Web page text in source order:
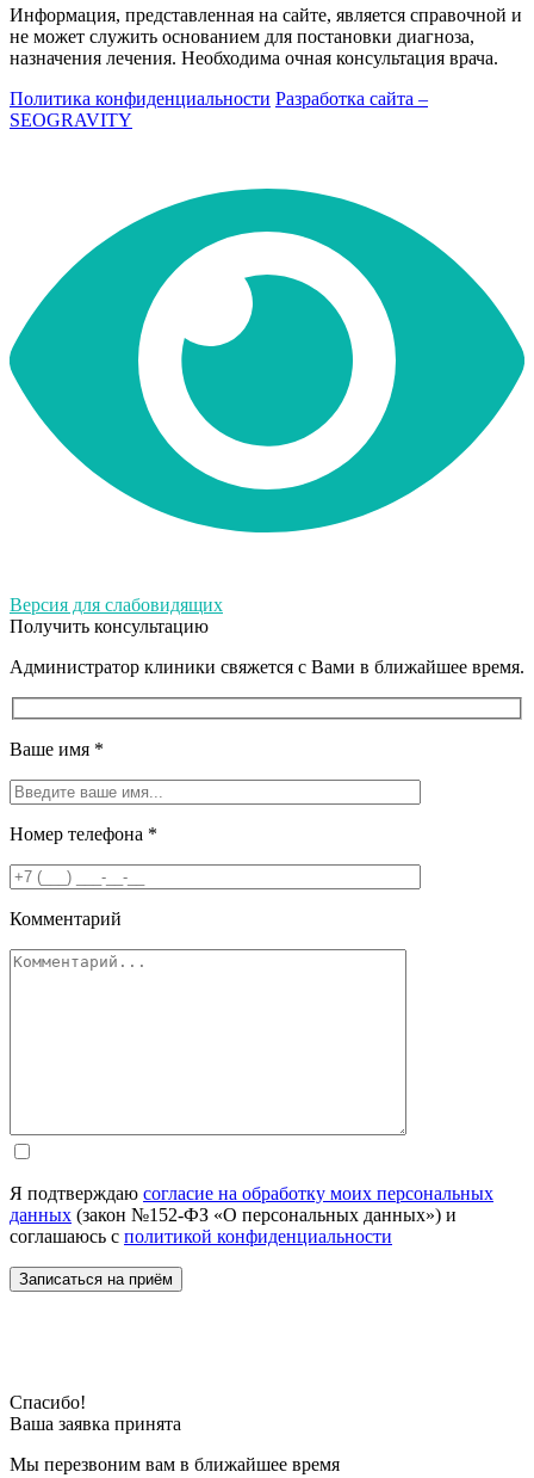
Информация, представленная на сайте, является справочной и
не может служить основанием для постановки диагноза,
назначения лечения. Необходима очная консультация врача.
Политика конфиденциальности Разработка сайта –
SEOGRAVITY
Версия для слабовидящих
Получить консультацию
Администратор клиники свяжется с Вами в ближайшее время.
Ваше имя *
Номер телефона *
Комментарий
Я подтверждаю согласие на обработку моих персональных
данных (закон №152-ФЗ «О персональных данных») и
соглашаюсь с политикой конфиденциальности
Спасибо!
Ваша заявка принята
Мы перезвоним вам в ближайшее время